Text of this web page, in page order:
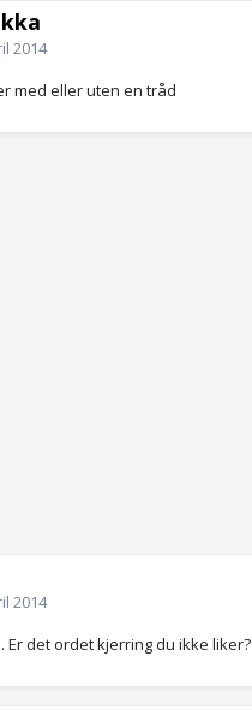
2014
med eller uten en tråd
2014
Er det ordet kjerring du ikke liker?